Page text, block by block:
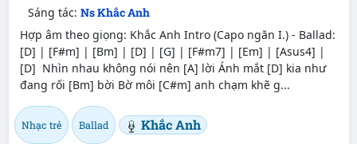
Sáng tác: Ns Khắc Anh
Hợp âm theo giọng: Khắc Anh Intro (Capo ngăn I.) - Ballad:
[D] | [F#m] | [Bm] | [D] | [G] | [F#m7] | [Em] | [Asus4] |
[D] Nhìn nhau không nói nên [A] lời Ánh mắt [D] kia như
đang rối [Bm] bời Bờ môi [C#m] anh chạm khẽ g...
Nhạc trẻ Ballad Khắc Anh